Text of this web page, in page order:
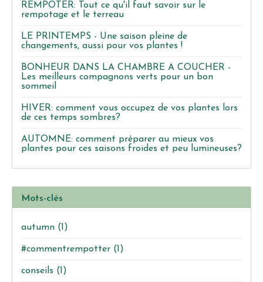
REMPOTER: Tout ce qu'il faut savoir sur le
rempotage et le terreau
LE PRINTEMPS - Une saison pleine de
changements, aussi pour vos plantes !
BONHEUR DANS LA CHAMBRE A COUCHER -
Les meilleurs compagnons verts pour un bon
sommeil
HIVER: comment vous occupez de vos plantes lors
de ces temps sombres?
AUTOMNE: comment préparer au mieux vos
plantes pour ces saisons froides et peu lumineuses?
Mots-clés
autumn (1)
#commentrempotter (1)
conseils (1)